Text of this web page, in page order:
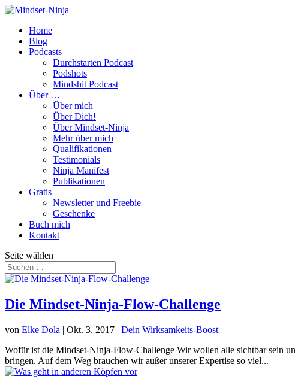
Home
Blog
Podcasts
Durchstarten Podcast
Podshots
Mindshit Podcast
Über …
Über mich
Über Dich!
Über Mindset-Ninja
Mehr über mich
Qualifikationen
Testimonials
Ninja Manifest
Publikationen
Gratis
Newsletter und Freebie
Geschenke
Buch mich
Kontakt
Seite wählen
Die Mindset-Ninja-Flow-Challenge
von Elke Dola | Okt. 3, 2017 | Dein Wirksamkeits-Boost
Wofür ist die Mindset-Ninja-Flow-Challenge Wir wollen alle sichtbar sein
bringen. Auf dem Weg brauchen wir außer unserer Expertise so viel...